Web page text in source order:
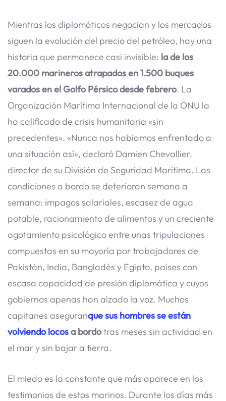
Mientras los diplomáticos negocian y los mercados
siguen la evolución del precio del petróleo, hay una
historia que permanece casi invisible: la de los
20.000 marineros atrapados en 1.500 buques
varados en el Golfo Pérsico desde febrero. La
Organización Marítima Internacional de la ONU la
ha calificado de crisis humanitaria «sin
precedentes». «Nunca nos habíamos enfrentado a
una situación así», declaró Damien Chevallier,
director de su División de Seguridad Marítima. Las
condiciones a bordo se deterioran semana a
semana: impagos salariales, escasez de agua
potable, racionamiento de alimentos y un creciente
agotamiento psicológico entre unas tripulaciones
compuestas en su mayoría por trabajadores de
Pakistán, India, Bangladés y Egipto, países con
escasa capacidad de presión diplomática y cuyos
gobiernos apenas han alzado la voz. Muchos
capitanes aseguranque sus hombres se están
volviendo locosa bordotras meses sin actividad en
el mar y sin bajar a tierra.
El miedo es la constante que más aparece en los
testimonios de estos marinos. Durante los días más